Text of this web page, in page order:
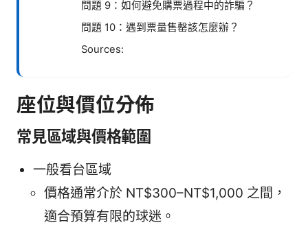
問題 9：如何避免購票過程中的詐騙？
問題 10：遇到票量售罄該怎麼辦？
Sources:
座位與價位分佈
常見區域與價格範圍
一般看台區域
價格通常介於 NT$300–NT$1,000 之間，
適合預算有限的球迷。